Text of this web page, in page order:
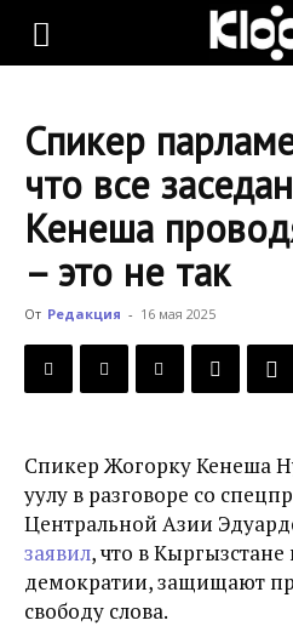
KLOOP.KG
Новости
Кыргызстана
Спикер
что все
Кенеша
– это не так
От Редакция - 16 мая 2025
Спикер Жогорку Кенеша
уулу в разговоре со
Центральной Азии
заявил, что в
демократии, защищают
свободу слова.